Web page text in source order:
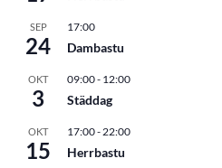
SEP
24
17:00
Dambastu
OKT
3
09:00- 12:00
Städdag
OKT
15
17:00-22:00
Herrbastu